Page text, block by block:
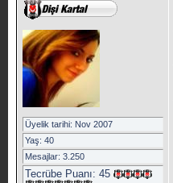
Üyelik tarihi: Nov 2007
Yaş: 40
Mesajlar: 3.250
Tecrübe Puanı: 45